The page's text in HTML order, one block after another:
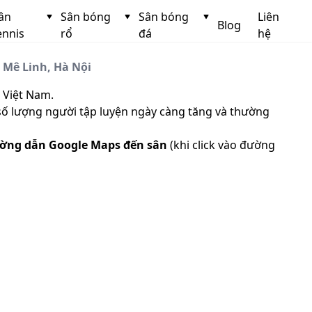
Sân bóng
rổ
Sân bóng
đá
Blog
Liên
hệ
Linh, Hà Nội
Nam.
lượng người tập luyện ngày càng tăng và thường
dẫn Google Maps đến sân (khi click vào đường